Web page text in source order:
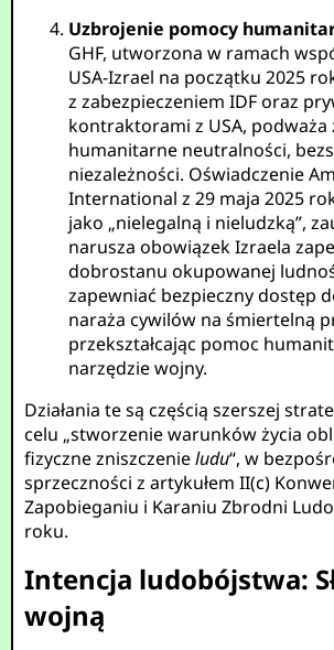
Uzbrojenie pomocy
GHF, utworzona w ramach
USA-Izrael na początku 2025
z zabezpieczeniem IDF oraz
kontraktorami z USA, podważa
humanitarne neutralności,
niezależności. Oświadczenie
International z 29 maja 2025
jako „nielegalną i nieludzką”,
narusza obowiązek Izraela
dobrostanu okupowanej
zapewniać bezpieczny dostęp
naraża cywilów na śmiertelną
przekształcając pomoc
narzędzie wojny.
Działania te są częścią szerszej
celu „stworzenie warunków życia
fizyczne zniszczenieludu“, w
sprzeczności z artykułem II(c)
Zapobieganiu i Karaniu Zbrodni
roku.
Intencja ludobójstwa:
wojną